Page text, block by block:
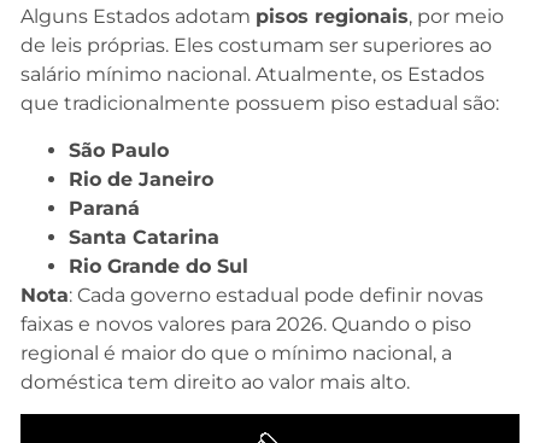
Alguns Estados adotam pisos regionais, por meio
de leis próprias. Eles costumam ser superiores ao
salário mínimo nacional. Atualmente, os Estados
que tradicionalmente possuem piso estadual são:
São Paulo
Rio de Janeiro
Paraná
Santa Catarina
Rio Grande do Sul
Nota: Cada governo estadual pode definir novas
faixas e novos valores para 2026. Quando o piso
regional é maior do que o mínimo nacional, a
doméstica tem direito ao valor mais alto.